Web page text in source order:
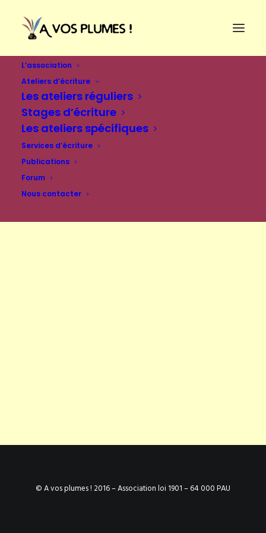
L’association
Ateliers d’écriture
Les ateliers réguliers
Stages d’écriture
Les ateliers spécifiques
Services d’écriture
Publications
Forum
Nous contacter
© A vos plumes ! 2016 – Association loi 1901 – 64 000 PAU